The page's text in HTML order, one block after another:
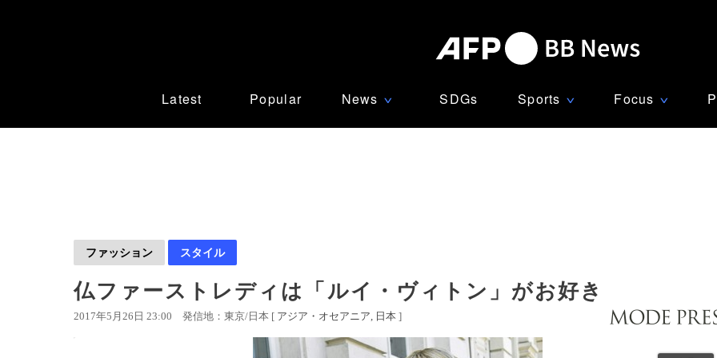
Latest Popular News ∨ SDGs Sports ∨ Focus ∨
ファッション スタイル
仏ファーストレディは「ルイ・ヴィトン」がお好き
2017年5月26日 23:00 発信地：東京/日本 [ アジア・オセアニア 日本 ]